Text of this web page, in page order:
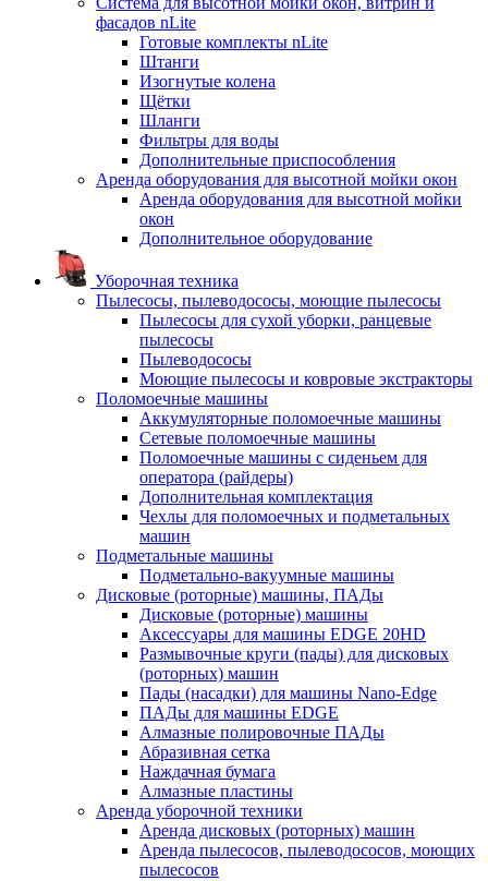
фасадов nLite
Готовые комплекты nLite
Штанги
Изогнутые колена
Щётки
Шланги
Фильтры для воды
Дополнительные приспособления
Аренда оборудования для высотной мойки окон
Аренда оборудования для высотной мойки
окон
Дополнительное оборудование
Уборочная техника
Пылесосы, пылеводососы, моющие пылесосы
Пылесосы для сухой уборки, ранцевые
пылесосы
Пылеводососы
Моющие пылесосы и ковровые экстракторы
Поломоечные машины
Аккумуляторные поломоечные машины
Сетевые поломоечные машины
Поломоечные машины с сиденьем для
оператора (райдеры)
Дополнительная комплектация
Чехлы для поломоечных и подметальных
машин
Подметальные машины
Подметально-вакуумные машины
Дисковые (роторные) машины, ПАДы
Дисковые (роторные) машины
Аксессуары для машины EDGE 20HD
Размывочные круги (пады) для дисковых
(роторных) машин
Пады (насадки) для машины Nano-Edge
ПАДы для машины EDGE
Алмазные полировочные ПАДы
Абразивная сетка
Наждачная бумага
Алмазные пластины
Аренда уборочной техники
Аренда дисковых (роторных) машин
Аренда пылесосов, пылеводососов, моющих
пылесосов